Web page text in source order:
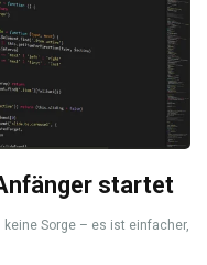
startet
Sorge – es ist einfacher,